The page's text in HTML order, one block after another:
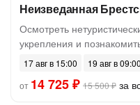
Неизведанная
Осмотреть
укрепления и
17 авг в 15:00
19 авг в 09:00
от 14 725 ₽ 15 500 ₽ за